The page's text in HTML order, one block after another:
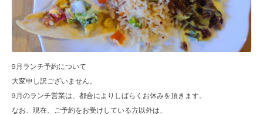
9月ランチ予約について
大変申し訳ございません。
9月のランチ営業は、都合によりしばらくお休みを頂きます。
なお、現在、ご予約をお受けしている方以外は、